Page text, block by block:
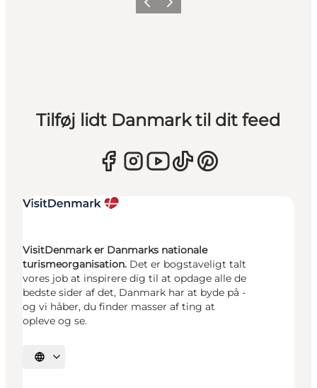
ForrigeNæste
Tilføj lidt Danmark til dit feed
VisitDenmark er Danmarks nationale
turismeorganisation. Det er bogstaveligt talt
vores job at inspirere dig til at opdage alle de
bedste sider af det, Danmark har at byde på -
og vi håber, du finder masser af ting at
opleve og se.
Vælg sprog